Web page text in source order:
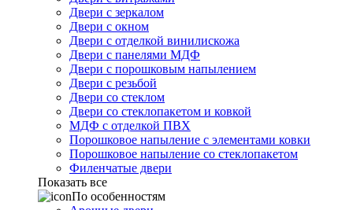
Двери с зеркалом
Двери с окном
Двери с отделкой винилискожа
Двери с панелями МДФ
Двери с порошковым напылением
Двери с резьбой
Двери со стеклом
Двери со стеклопакетом и ковкой
МДФ с отделкой ПВХ
Порошковое напыление с элементами ковки
Порошковое напыление со стеклопакетом
Филенчатые двери
Показать все
По особенностям